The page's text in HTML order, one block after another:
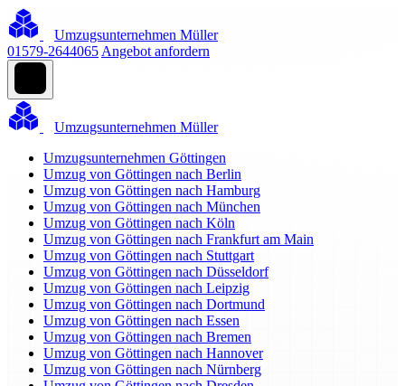
Umzugsunternehmen Müller
01579-2644065 Angebot anfordern
Umzugsunternehmen Müller
Umzugsunternehmen Göttingen
Umzug von Göttingen nach Berlin
Umzug von Göttingen nach Hamburg
Umzug von Göttingen nach München
Umzug von Göttingen nach Köln
Umzug von Göttingen nach Frankfurt am Main
Umzug von Göttingen nach Stuttgart
Umzug von Göttingen nach Düsseldorf
Umzug von Göttingen nach Leipzig
Umzug von Göttingen nach Dortmund
Umzug von Göttingen nach Essen
Umzug von Göttingen nach Bremen
Umzug von Göttingen nach Hannover
Umzug von Göttingen nach Nürnberg